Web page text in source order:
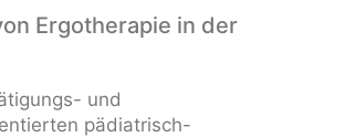
Ergotherapie in der
und
pädiatrisch-